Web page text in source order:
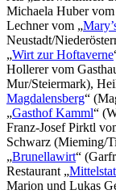
Michaela Huber
Lechner vom „
Neustadt/
„Wirt zur Hoftaverne
Hollerer vom
Mur/Steiermark),
Magdalensberg“
„Gasthof Kamml“
Franz-Josef Pirktl
Schwarz (Mieming/
„Brunellawirt“
Restaurant „
Marion und Lukas